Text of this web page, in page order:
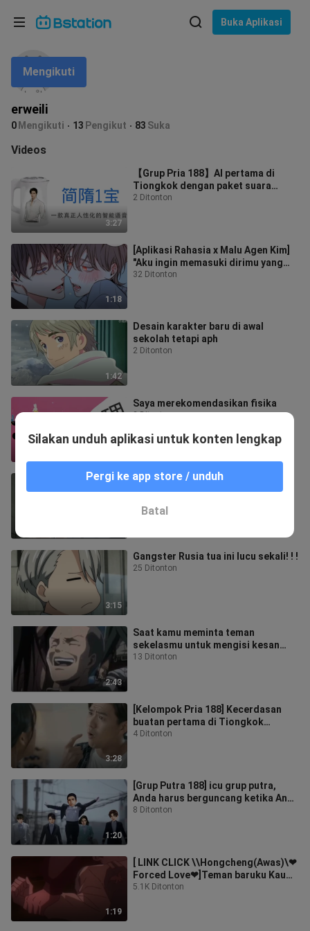
Buka Aplikasi
erweili
0 Mengikuti 13 Pengikut 83 Suka
Mengikuti
Videos
3:27
【Grup Pria 188】AI pertama di
Tiongkok dengan paket suara
bahasa Mandarin dan Inggris
2 Ditonton
1:18
[Aplikasi Rahasia x Malu Agen Kim]
"Aku ingin memasuki dirimu yang
lembut..."
32 Ditonton
1:42
Desain karakter baru di awal
sekolah tetapi aph
2 Ditonton
Saya merekomendasikan fisika
2 Ditonton
[Jujutsu Kaisen] Mantra tidak
termasuk
3:15
Gangster Rusia tua ini lucu sekali! ! !
25 Ditonton
2:43
Saat kamu meminta teman
sekelasmu untuk mengisi kesan
mereka terhadap raksasa...
13 Ditonton
3:28
[Kelompok Pria 188] Kecerdasan
buatan pertama di Tiongkok
dengan paket suara bawaan Song
4 Ditonton
1:20
[Grup Putra 188] icu grup putra,
Anda harus berguncang ketika Anda
harus melakukannya
8 Ditonton
1:19
[ LINK CLICK \\Hongcheng(Awas)\❤
Forced Love❤]Teman baruku Kau
mati bagiku Aku peduli padamu...
5.1K Ditonton
Bahasa: Bahasa Indonesia
Pilih bahasa
English
ภาษาไทย
Tiếng Việt
Bahasa Melayu
Silakan unduh aplikasi untuk konten lengkap
Pergi ke app store / unduh
Batal